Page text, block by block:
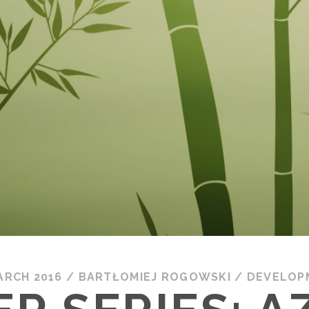
2016 / BARTŁOMIEJ ROGOWSKI /